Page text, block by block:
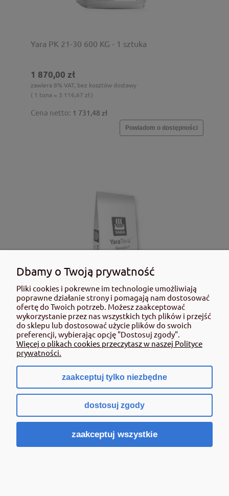
Yara PK 21-30 600 KG - 1 sztuka
1 870,00 zł
zawiera 8% VAT, bez kosztów dostawy
( 1 tona = 3 116,67 zł )
Cena netto: 1 731,48 zł
Powiadom o dostępności
Yara Tera Rexolin X60 op. 1 kg chelat żelaza
85,00 zł
78,70 zł
Dbamy o Twoją prywatność
Pliki cookies i pokrewne im technologie umożliwiają
poprawne działanie strony i pomagają nam dostosować
ofertę do Twoich potrzeb. Możesz zaakceptować
wykorzystanie przez nas wszystkich tych plików i przejść
do sklepu lub dostosować użycie plików do swoich
preferencji, wybierając opcję "Dostosuj zgody".
Więcej o plikach cookies przeczytasz w naszej Polityce
prywatności.
zaakceptuj tylko niezbędne
dostosuj zgody
zaakceptuj wszystkie